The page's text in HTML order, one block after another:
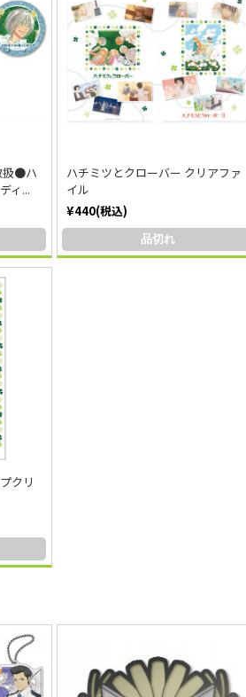
扱●ハ
ィ...
ハチミツとクローバー クリアファ
イル
¥440(税込)
品切れ
クリ